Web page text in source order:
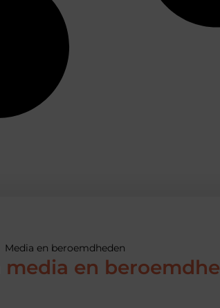
Media en beroemdheden
media en